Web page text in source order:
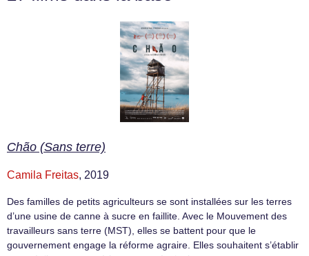
Chão (Sans terre)
Camila Freitas, 2019
Des familles de petits agriculteurs se sont installées sur les terres
d’une usine de canne à sucre en faillite. Avec le Mouvement des
travailleurs sans terre (MST), elles se battent pour que le
gouvernement engage la réforme agraire. Elles souhaitent s’établir